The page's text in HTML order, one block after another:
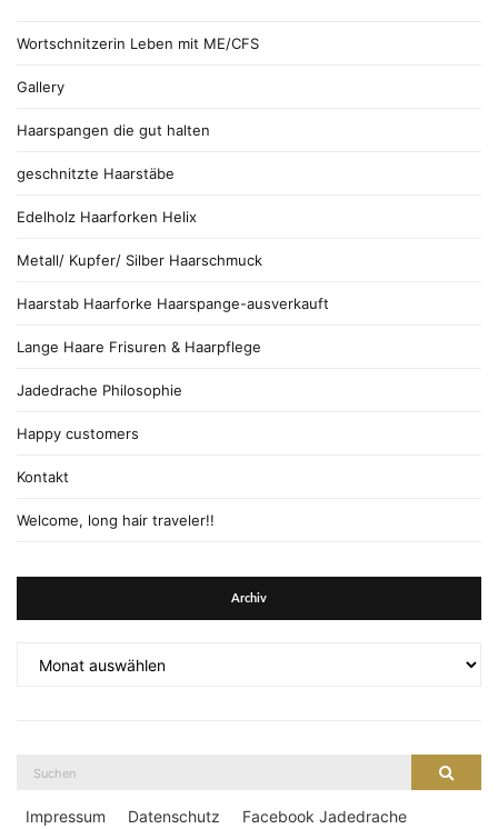
Wortschnitzerin Leben mit ME/CFS
Gallery
Haarspangen die gut halten
geschnitzte Haarstäbe
Edelholz Haarforken Helix
Metall/ Kupfer/ Silber Haarschmuck
Haarstab Haarforke Haarspange-ausverkauft
Lange Haare Frisuren & Haarpflege
Jadedrache Philosophie
Happy customers
Kontakt
Welcome, long hair traveler!!
Archiv
Suche
Impressum Datenschutz Facebook Jadedrache